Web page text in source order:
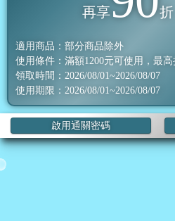
再享 折
適用商品：部分商品除外
使用條件：滿額1200元可使用，最高
領取時間：2026/08/01~2026/08/07
使用期限：2026/08/01~2026/08/07
啟用通關密碼